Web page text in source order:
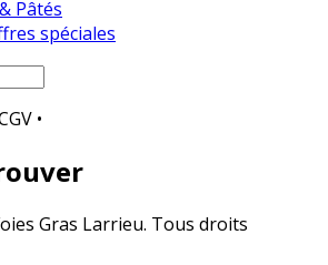
Pâtés
spéciales
•
Gras Larrieu. Tous droits